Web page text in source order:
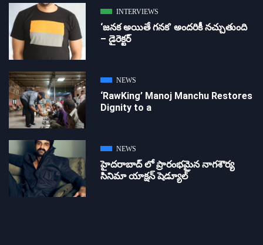
INTERVIEWS
‘జ‌న‌క అయితే గ‌న‌క‌’ అందరికీ నచ్చుతుంది
– డైరెక్ట‌ర్
NEWS
‘RawKing’ Manoj Manchu Restores
Dignity to a
NEWS
హైదరాబాద్ లో ప్రారంభమైన నాగశౌర్య
సినిమా యాక్షన్ షెడ్యూల్